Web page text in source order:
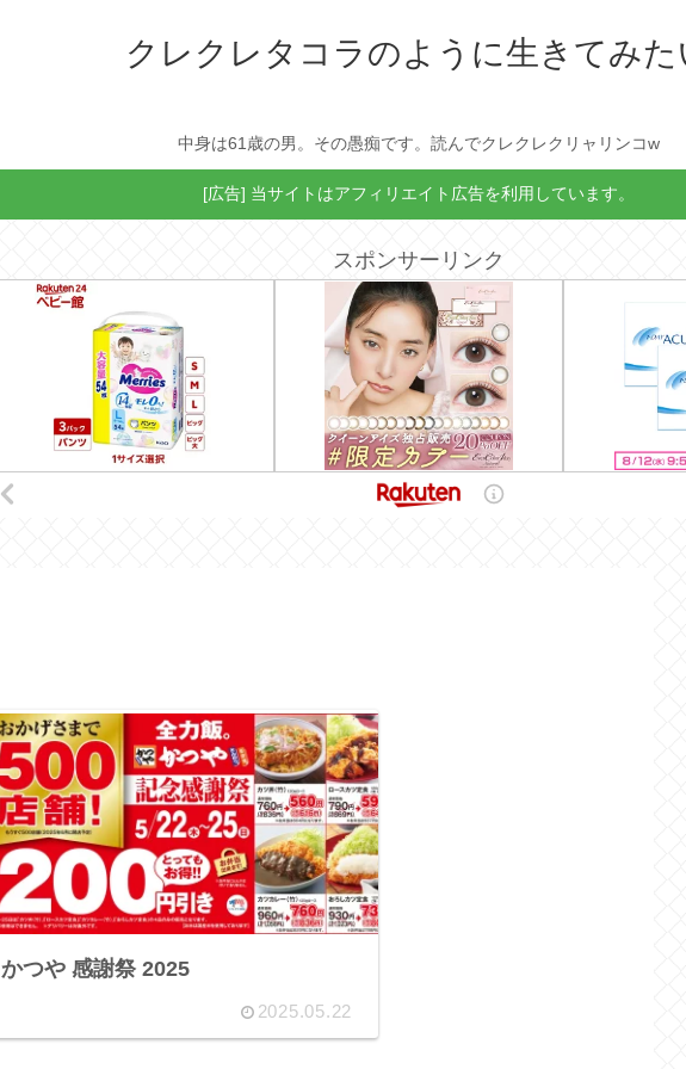
クレクレタコラのように生きてみた
中身は61歳の男。その愚痴です。読んでクレクレクリャリンコw
[広告] 当サイトはアフィリエイト広告を利用しています。
スポンサーリンク
かつや 感謝祭 2025
2025.05.22